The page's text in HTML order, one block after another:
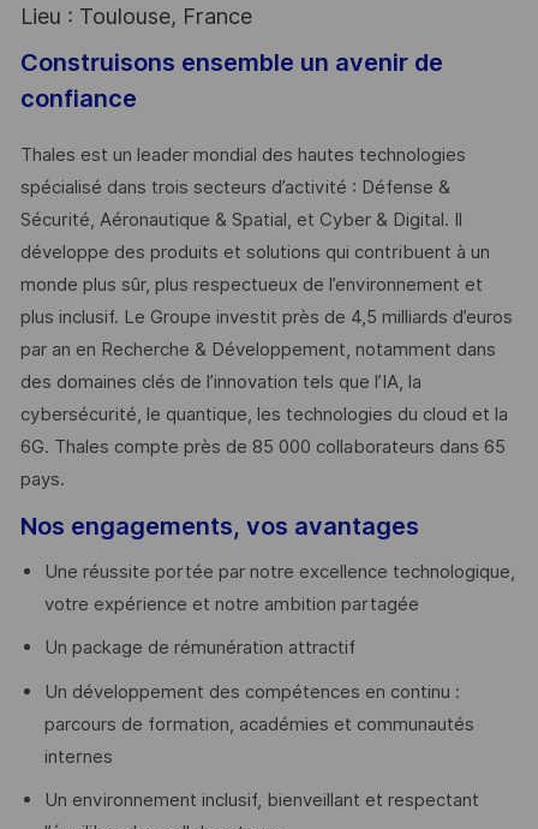
Lieu : Toulouse, France
Construisons ensemble un avenir de
confiance
Thales est un leader mondial des hautes technologies
spécialisé dans trois secteurs d’activité : Défense &
Sécurité, Aéronautique & Spatial, et Cyber & Digital. Il
développe des produits et solutions qui contribuent à un
monde plus sûr, plus respectueux de l’environnement et
plus inclusif. Le Groupe investit près de 4,5 milliards d’euros
par an en Recherche & Développement, notamment dans
des domaines clés de l’innovation tels que l’IA, la
cybersécurité, le quantique, les technologies du cloud et la
6G. Thales compte près de 85 000 collaborateurs dans 65
pays. ​
Nos engagements, vos avantages
Une réussite portée par notre excellence technologique,
votre expérience et notre ambition partagée
Un package de rémunération attractif
Un développement des compétences en continu :
parcours de formation, académies et communautés
internes
Un environnement inclusif, bienveillant et respectant